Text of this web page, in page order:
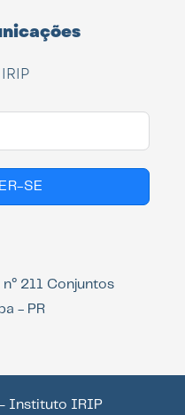
SE
211 Conjuntos
- PR
Instituto IRIP